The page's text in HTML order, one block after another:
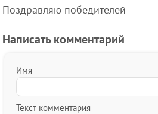
Поздравляю победителей
Написать комментарий
Имя
Текст комментария